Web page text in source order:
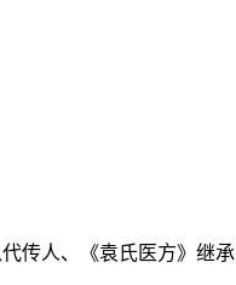
传人、《袁氏医方》继